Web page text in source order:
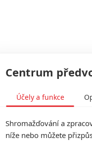
Centrum
Účely a funkce
Shromažďování a
níže nebo můžete